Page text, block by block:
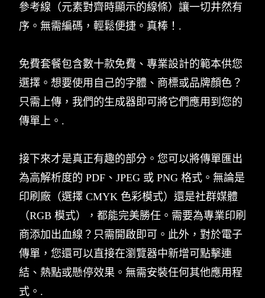
參考線（元素對齊時顯示的線條）讓一切井然有
序。無需編碼，輕鬆便捷。真棒！.
免費套餐包含數十款免費、專業設計的範本供您
選擇。想要使用自己的字體、商標或品牌顏色？
只需上傳，我們的生成器即可將它們應用到您的
傳單上。.
接下來才是真正有趣的部分。您可以將傳單匯出
為高解析度的 PDF、JPEG 或 PNG 格式。無論是
印刷廠（選擇 CMYK 色彩模式）還是社群媒體
（RGB 模式），都能完美勝任。需要為專業印刷
商添加出血線？只需開啟即可。此外，對於電子
傳單，您還可以直接在瀏覽器中新增可點擊連
結、熱點或懸停效果。無需安裝任何其他應用程
式。.